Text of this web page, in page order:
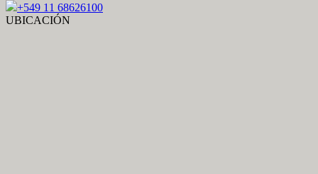
+549 11 68626100
UBICACIÓN